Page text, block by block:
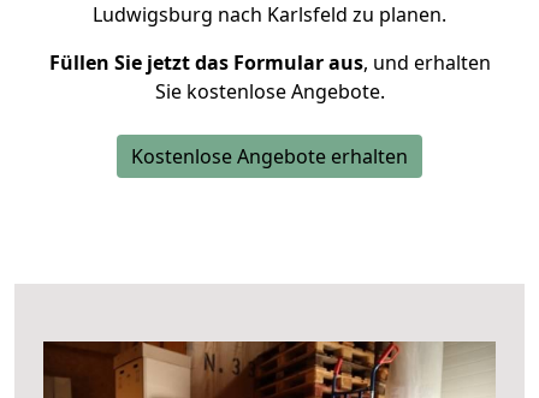
Ludwigsburg nach Karlsfeld zu planen.
Füllen Sie jetzt das Formular aus, und erhalten
Sie kostenlose Angebote.
Kostenlose Angebote erhalten